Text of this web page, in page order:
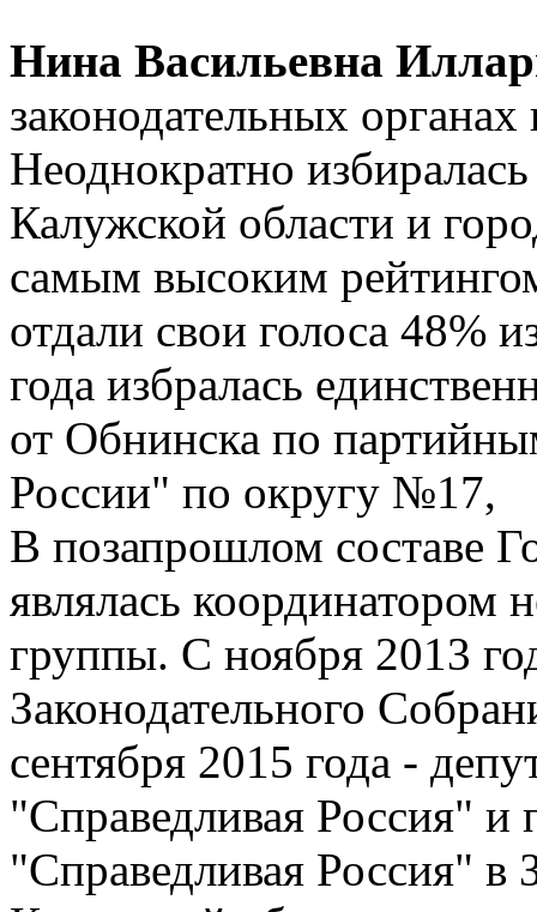
Нина Васильевна
законодательных органах
Неоднократно
Калужской области и
самым высоким
отдали свои голоса 48%
года избралась
от Обнинска по
России" по округу №17,
В позапрошлом составе
являлась координатором
группы. С ноября 2013
Законодательного
сентября 2015 года -
"Справедливая Россия" и
"Справедливая Россия" в